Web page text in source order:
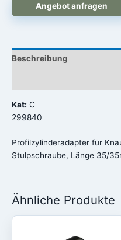
Angebot anfragen
Beschreibung
Kat: C
299840
Profilzylinderadapter für
Stulpschraube, Länge 35/
Ähnliche Produkte